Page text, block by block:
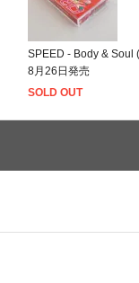
SPEED - Body & Soul
8月26日発売
SOLD OUT